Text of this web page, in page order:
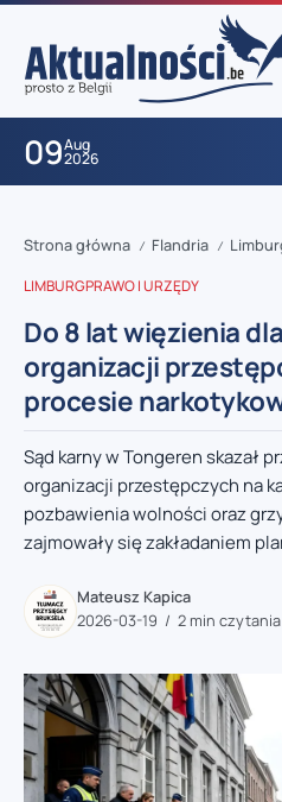
09Aug
2026
Strona główna / Flandria /
LIMBURGPRAWO I URZĘDY
Do 8 lat więzienia
organizacji
procesie
Sąd karny w Tongeren skazał
organizacji przestępczych na
pozbawienia wolności oraz
zajmowały się zakładaniem
Mateusz Kapica
2026-03-19
2 min czytania